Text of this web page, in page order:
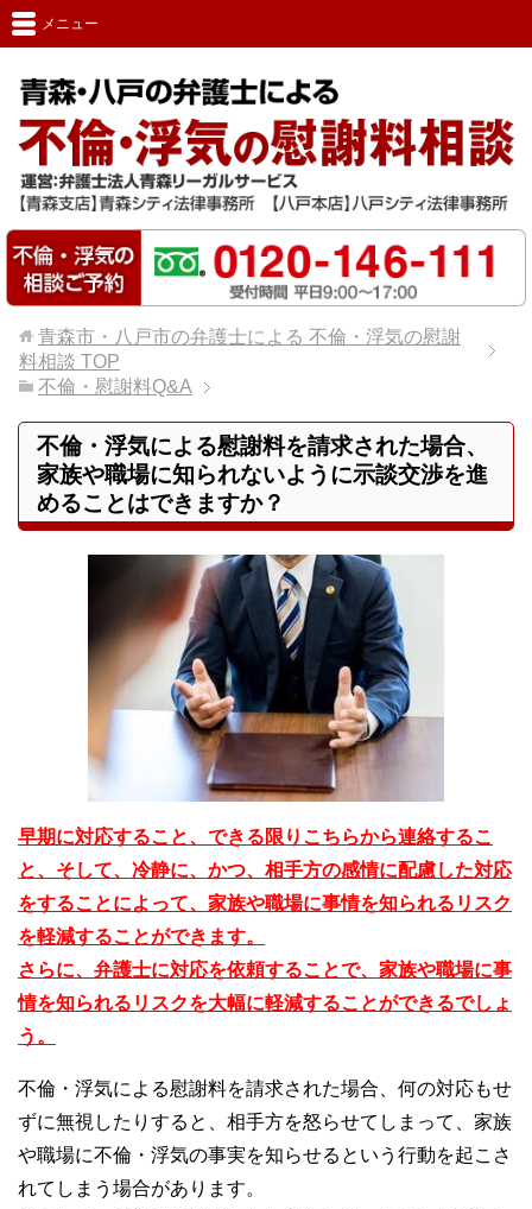
メニュー
青森市・八戸市の弁護士による 不倫・浮気の慰謝
料相談 TOP
不倫・慰謝料Q&A
不倫・浮気による慰謝料を請求された場合、
家族や職場に知られないように示談交渉を進
めることはできますか？
早期に対応すること、できる限りこちらから連絡するこ
と、そして、冷静に、かつ、相手方の感情に配慮した対応
をすることによって、家族や職場に事情を知られるリスク
を軽減することができます。
さらに、弁護士に対応を依頼することで、家族や職場に事
情を知られるリスクを大幅に軽減することができるでしょ
う。
不倫・浮気による慰謝料を請求された場合、何の対応もせ
ずに無視したりすると、相手方を怒らせてしまって、家族
や職場に不倫・浮気の事実を知らせるという行動を起こさ
れてしまう場合があります。